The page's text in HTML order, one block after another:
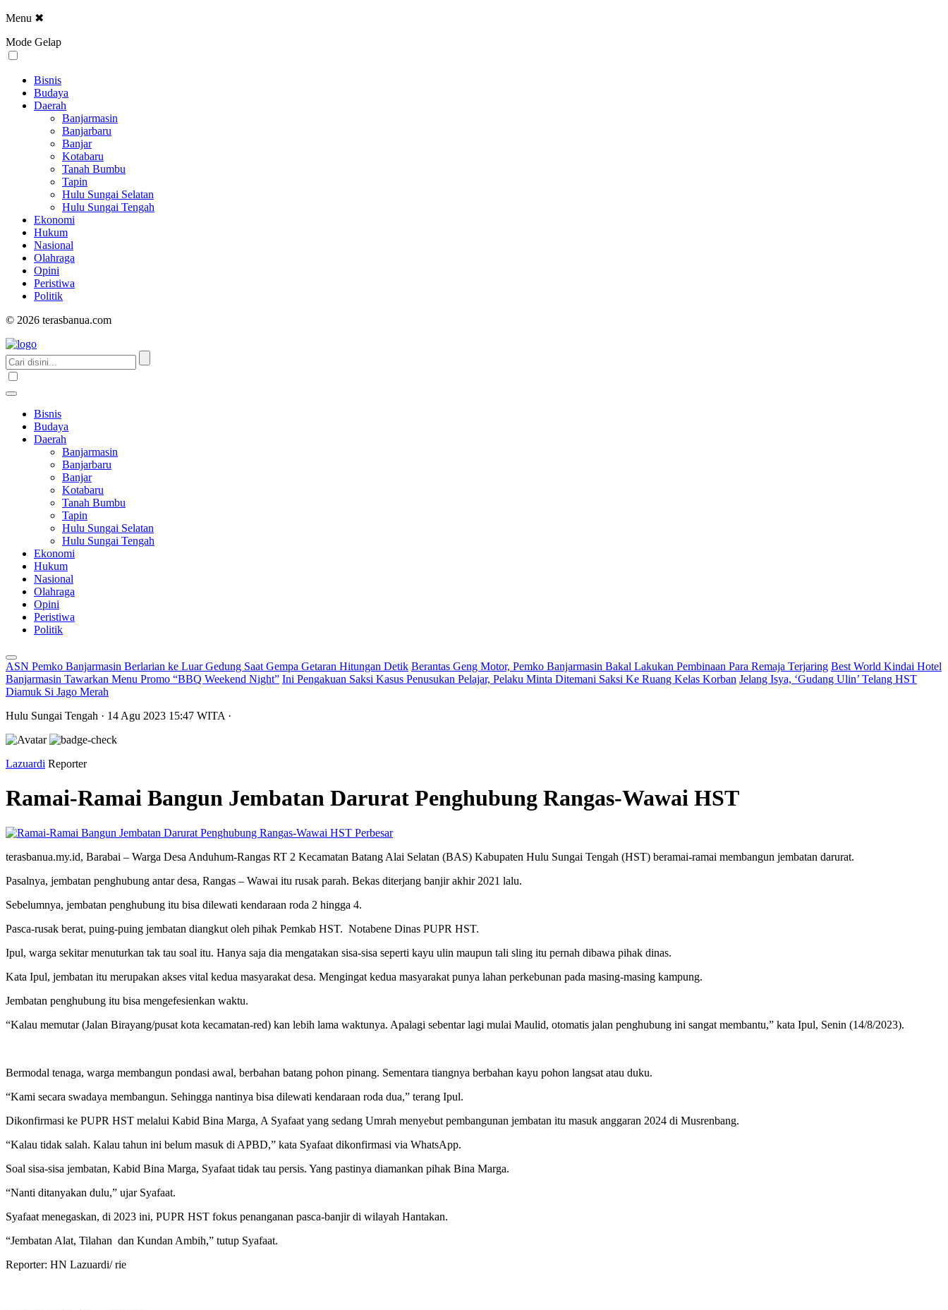
Menu ✖
Mode Gelap
Bisnis
Budaya
Daerah
Banjarmasin
Banjarbaru
Banjar
Kotabaru
Tanah Bumbu
Tapin
Hulu Sungai Selatan
Hulu Sungai Tengah
Ekonomi
Hukum
Nasional
Olahraga
Opini
Peristiwa
Politik
© 2026 terasbanua.com
Bisnis
Budaya
Daerah
Banjarmasin
Banjarbaru
Banjar
Kotabaru
Tanah Bumbu
Tapin
Hulu Sungai Selatan
Hulu Sungai Tengah
Ekonomi
Hukum
Nasional
Olahraga
Opini
Peristiwa
Politik
ASN Pemko Banjarmasin Berlarian ke Luar Gedung Saat Gempa Getaran Hitungan Detik Berantas Geng Motor, Pemko Banjarmasin Bakal Lakukan Pembinaan Para Remaja Terjaring Best World Kindai Hotel
Banjarmasin Tawarkan Menu Promo “BBQ Weekend Night” Ini Pengakuan Saksi Kasus Penusukan Pelajar, Pelaku Minta Ditemani Saksi Ke Ruang Kelas Korban Jelang Isya, ‘Gudang Ulin’ Telang HST
Diamuk Si Jago Merah
Hulu Sungai Tengah · 14 Agu 2023 15:47 WITA ·
Lazuardi Reporter
Ramai-Ramai Bangun Jembatan Darurat Penghubung Rangas-Wawai HST
Perbesar
terasbanua.my.id, Barabai – Warga Desa Anduhum-Rangas RT 2 Kecamatan Batang Alai Selatan (BAS) Kabupaten Hulu Sungai Tengah (HST) beramai-ramai membangun jembatan darurat.
Pasalnya, jembatan penghubung antar desa, Rangas – Wawai itu rusak parah. Bekas diterjang banjir akhir 2021 lalu.
Sebelumnya, jembatan penghubung itu bisa dilewati kendaraan roda 2 hingga 4.
Pasca-rusak berat, puing-puing jembatan diangkut oleh pihak Pemkab HST. Notabene Dinas PUPR HST.
Ipul, warga sekitar menuturkan tak tau soal itu. Hanya saja dia mengatakan sisa-sisa seperti kayu ulin maupun tali sling itu pernah dibawa pihak dinas.
Kata Ipul, jembatan itu merupakan akses vital kedua masyarakat desa. Mengingat kedua masyarakat punya lahan perkebunan pada masing-masing kampung.
Jembatan penghubung itu bisa mengefesienkan waktu.
“Kalau memutar (Jalan Birayang/pusat kota kecamatan-red) kan lebih lama waktunya. Apalagi sebentar lagi mulai Maulid, otomatis jalan penghubung ini sangat membantu,” kata Ipul, Senin (14/8/2023).
Bermodal tenaga, warga membangun pondasi awal, berbahan batang pohon pinang. Sementara tiangnya berbahan kayu pohon langsat atau duku.
“Kami secara swadaya membangun. Sehingga nantinya bisa dilewati kendaraan roda dua,” terang Ipul.
Dikonfirmasi ke PUPR HST melalui Kabid Bina Marga, A Syafaat yang sedang Umrah menyebut pembangunan jembatan itu masuk anggaran 2024 di Musrenbang.
“Kalau tidak salah. Kalau tahun ini belum masuk di APBD,” kata Syafaat dikonfirmasi via WhatsApp.
Soal sisa-sisa jembatan, Kabid Bina Marga, Syafaat tidak tau persis. Yang pastinya diamankan pihak Bina Marga.
“Nanti ditanyakan dulu,” ujar Syafaat.
Syafaat menegaskan, di 2023 ini, PUPR HST fokus penanganan pasca-banjir di wilayah Hantakan.
“Jembatan Alat, Tilahan dan Kundan Ambih,” tutup Syafaat.
Reporter: HN Lazuardi/ rie